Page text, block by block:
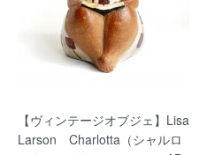
【ヴィンテージオブジェ】Lisa
Larson Charlotta（シャルロ